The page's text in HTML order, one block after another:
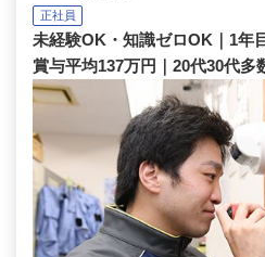
正社員
未経験OK・知識ゼロOK｜1年
賞与平均137万円｜20代30代多